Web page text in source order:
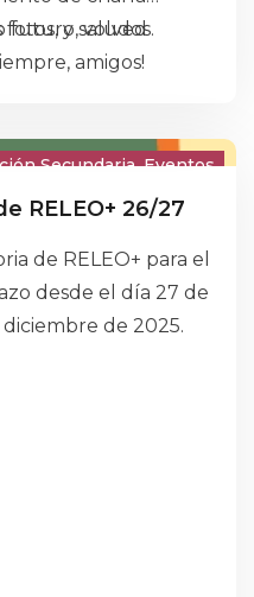
y saludos.
futuro, volved
amigos!
Secundaria Eventos
RELEO+ 26/27
de RELEO+ para el
desde el día 27 de
de 2025.